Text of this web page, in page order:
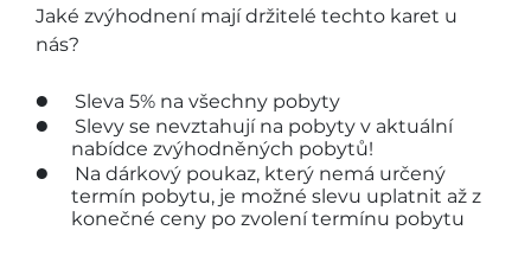
Jaké zvýhodnení mají držitelé techto karet u
nás?
Sleva 5% na všechny pobyty
Slevy se nevztahují na pobyty v aktuální
nabídce zvýhodněných pobytů!
Na dárkový poukaz, který nemá určený
termín pobytu, je možné slevu uplatnit až z
konečné ceny po zvolení termínu pobytu